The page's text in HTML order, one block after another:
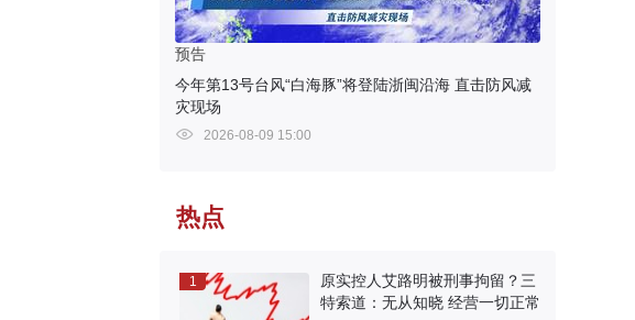
预告
今年第13号台风“白海豚”将登陆浙闽沿海 直击防风减
灾现场
2026-08-09 15:00
热点
1
原实控人艾路明被刑事拘留？三
特索道：无从知晓 经营一切正常